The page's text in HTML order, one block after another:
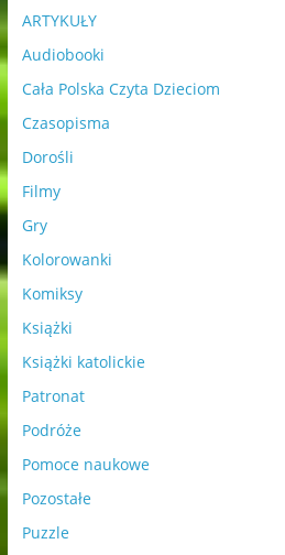
ARTYKUŁY
Audiobooki
Cała Polska Czyta Dzieciom
Czasopisma
Dorośli
Filmy
Gry
Kolorowanki
Komiksy
Książki
Książki katolickie
Patronat
Podróże
Pomoce naukowe
Pozostałe
Puzzle